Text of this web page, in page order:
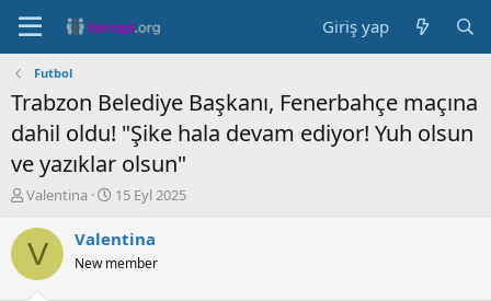
Giriş yap
Futbol
Trabzon Belediye Başkanı, Fenerbahçe maçına
dahil oldu! "Şike hala devam ediyor! Yuh olsun
ve yazıklar olsun"
K
n
b
u
Valentina
B
ş
a
15 Eyl 2025
V Valentina
New member